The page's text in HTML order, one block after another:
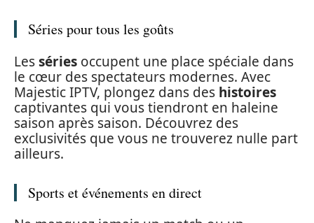
Séries pour tous les goûts
Lesséries occupent une place spéciale dans
le cœur des spectateurs modernes. Avec
Majestic IPTV, plongez dans des histoires
captivantes qui vous tiendront en haleine
saison après saison. Découvrez des
exclusivités que vous ne trouverez nulle part
ailleurs.
Sports et événements en direct